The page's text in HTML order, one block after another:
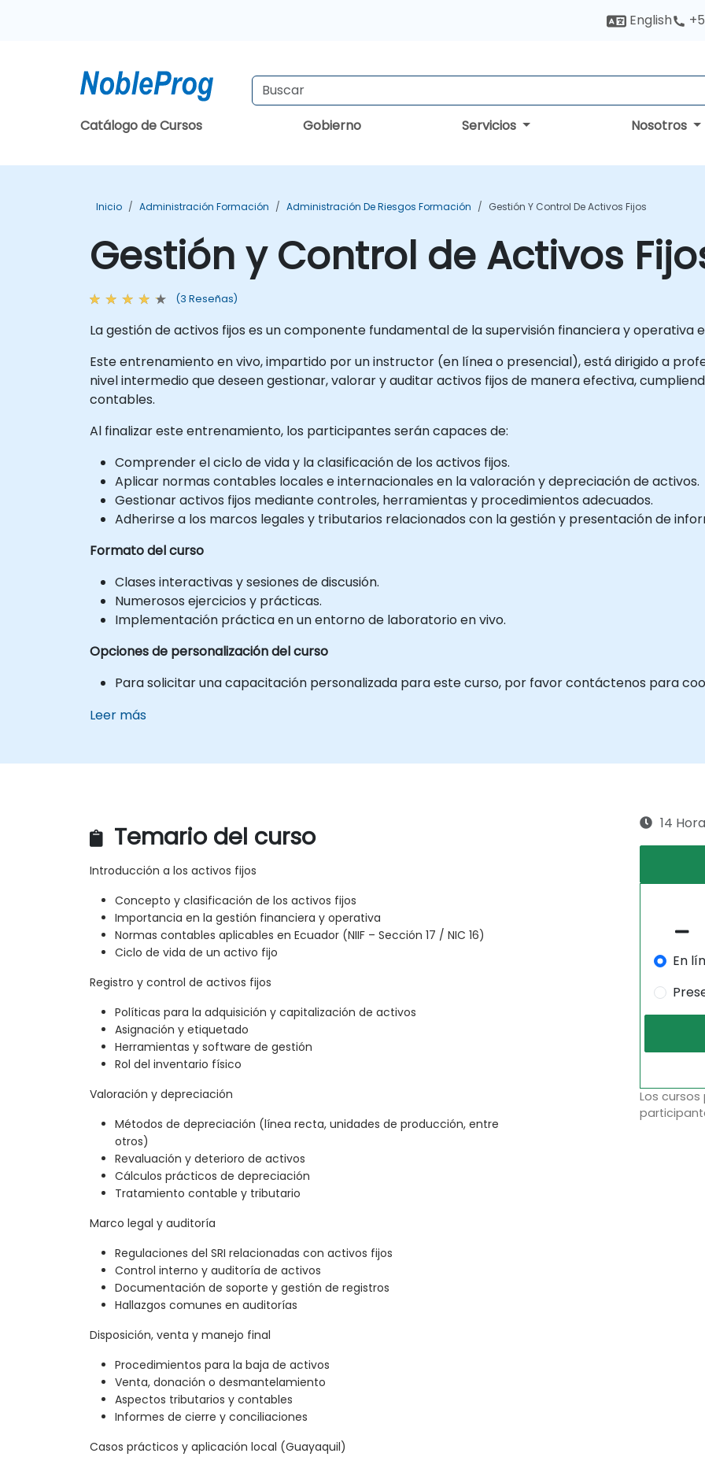
English
Catálogo de Cursos Gobierno Servicios Nosotros
Inicio Administración Formación Administración De Riesgos Formación Gestión Y Control De Activos Fijos
Gestión y Control de Activos
(3 Reseñas)
La gestión de activos fijos es un componente fundamental de la supervisión financiera y operativa
Este entrenamiento en vivo, impartido por un instructor (en línea o presencial), está dirigido a
nivel intermedio que deseen gestionar, valorar y auditar activos fijos de manera efectiva,
contables.
Al finalizar este entrenamiento, los participantes serán capaces de:
Comprender el ciclo de vida y la clasificación de los activos fijos.
Aplicar normas contables locales e internacionales en la valoración y depreciación de activos.
Gestionar activos fijos mediante controles, herramientas y procedimientos adecuados.
Adherirse a los marcos legales y tributarios relacionados con la gestión y presentación de
Formato del curso
Clases interactivas y sesiones de discusión.
Numerosos ejercicios y prácticas.
Implementación práctica en un entorno de laboratorio en vivo.
Opciones de personalización del curso
Para solicitar una capacitación personalizada para este curso, por favor contáctenos para
Leer más
Temario del curso
Introducción a los activos fijos
Concepto y clasificación de los activos fijos
Importancia en la gestión financiera y operativa
Normas contables aplicables en Ecuador (NIIF – Sección 17 / NIC 16)
Ciclo de vida de un activo fijo
Registro y control de activos fijos
Políticas para la adquisición y capitalización de activos
Asignación y etiquetado
Herramientas y software de gestión
Rol del inventario físico
Valoración y depreciación
Métodos de depreciación (línea recta, unidades de producción, entre
otros)
Revaluación y deterioro de activos
Cálculos prácticos de depreciación
Tratamiento contable y tributario
Marco legal y auditoría
Regulaciones del SRI relacionadas con activos fijos
Control interno y auditoría de activos
Documentación de soporte y gestión de registros
Hallazgos comunes en auditorías
Disposición, venta y manejo final
Procedimientos para la baja de activos
Venta, donación o desmantelamiento
Aspectos tributarios y contables
Informes de cierre y conciliaciones
Casos prácticos y aplicación local (Guayaquil)
14
En
Los